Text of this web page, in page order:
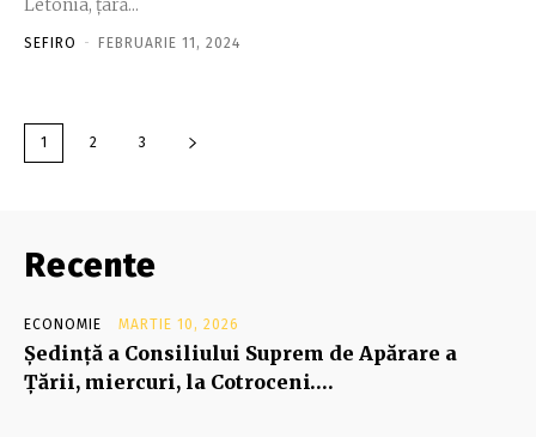
Letonia, ţară...
SEFIRO - FEBRUARIE 11, 2024
1 2 3
Recente
ECONOMIE MARTIE 10, 2026
Şedinţă a Consiliului Suprem de Apărare a
Ţării, miercuri, la Cotroceni….